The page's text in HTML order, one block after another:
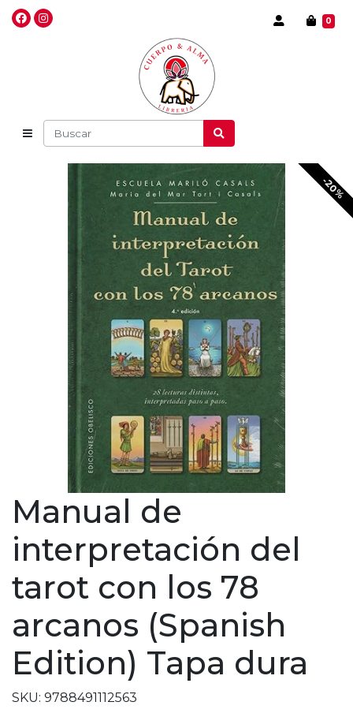
0
-20%
Manual de
interpretación del
tarot con los 78
arcanos (Spanish
Edition) Tapa dura
SKU: 9788491112563